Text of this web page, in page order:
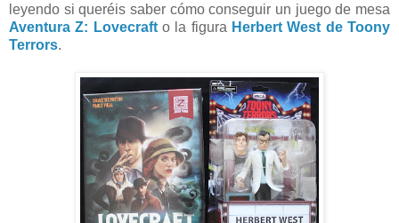
leyendo si queréis saber cómo conseguir un juego de mesa
Aventura Z: Lovecrafto la figura Herbert West de Toony
Terrors.